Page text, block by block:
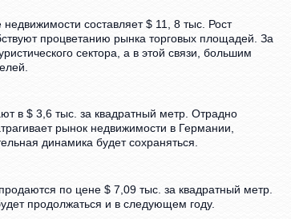
составляет $ 11, 8 тыс. Рост
процветанию рынка торговых площадей. За
сектора, а в этой связи, большим
в $ 3,6 тыс. за квадратный метр. Отрадно
рынок недвижимости в Германии,
динамика будет сохраняться.
по цене $ 7,09 тыс. за квадратный метр.
продолжаться и в следующем году.